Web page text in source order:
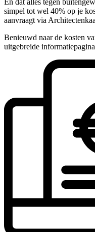
simpel tot wel 40% op je
aanvraagt via
Benieuwd naar de kosten
uitgebreide